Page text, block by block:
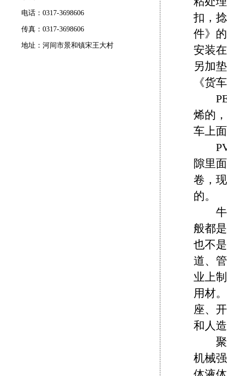
电话：0317-3698606
传真：0317-3698606
地址：河间市景和镇宋王大村
扣，
件》
安装
另加
《货
PE
烯的
车上
PVC
隙里
卷，
的。
牛津
般都
也不
道、
业上
用材
座、
和人
聚氯
机械